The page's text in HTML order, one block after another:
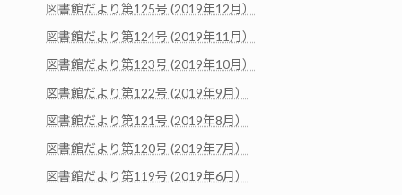
図書館だより第125号 (2019年12月）
図書館だより第124号 (2019年11月）
図書館だより第123号 (2019年10月）
図書館だより第122号 (2019年9月）
図書館だより第121号 (2019年8月）
図書館だより第120号 (2019年7月）
図書館だより第119号 (2019年6月）